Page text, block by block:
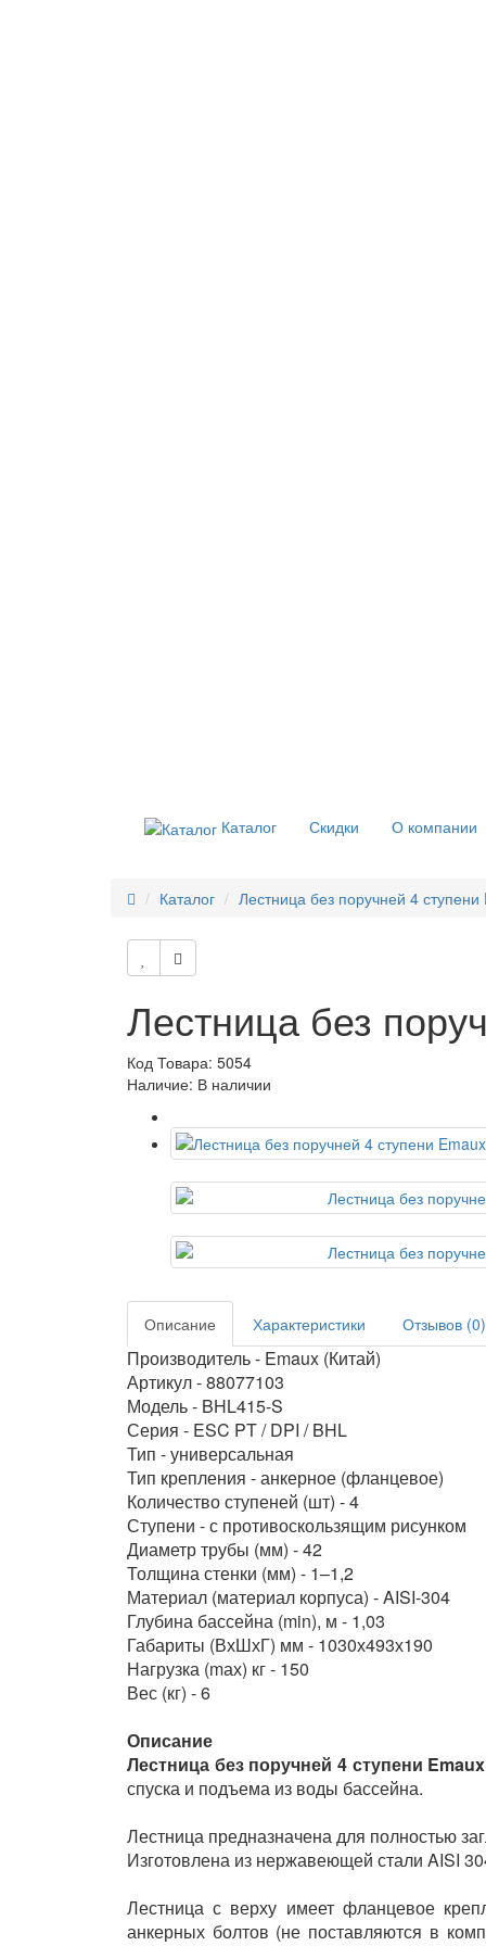
Каталог Скидки О компании
Каталог Лестница без поручней 4
Лестница без
Код Товара: 5054
Наличие: В наличии
Описание Характеристики Отзывов (0)
Производитель - Emaux (Китай)
Артикул - 88077103
Модель - BHL415-S
Серия - ESC PT / DPI / BHL
Тип - универсальная
Тип крепления - анкерное (фланцевое)
Количество ступеней (шт) - 4
Ступени - с противоскользящим рисунком
Диаметр трубы (мм) - 42
Толщина стенки (мм) - 1–1,2
Материал (материал корпуса) - AISI-304
Глубина бассейна (min), м - 1,03
Габариты (ВхШхГ) мм - 1030х493х190
Нагрузка (mах) кг - 150
Вес (кг) - 6
Описание
Лестница без поручней 4 ступени
спуска и подъема из воды бассейна.
Лестница предназначена для полностью
Изготовлена из нержавеющей стали AISI
Лестница с верху имеет фланцевое
анкерных болтов (не поставляются в